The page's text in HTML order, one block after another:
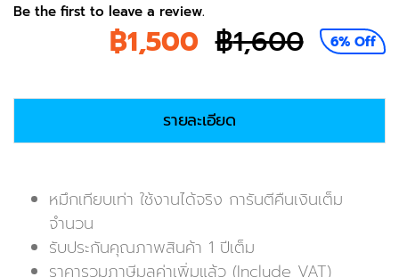
Be the first to leave a review.
฿1,600
price
was:
฿1,600.
฿1,500
price
is:
฿1,500.
6% Off
รายละเอียด
หมึกเทียบเท่า ใช้งานได้จริง การันตีคืนเงินเต็ม
จำนวน
รับประกันคุณภาพสินค้า 1 ปีเต็ม
ราคารวมภาษีมูลค่าเพิ่มแล้ว (Include VAT)